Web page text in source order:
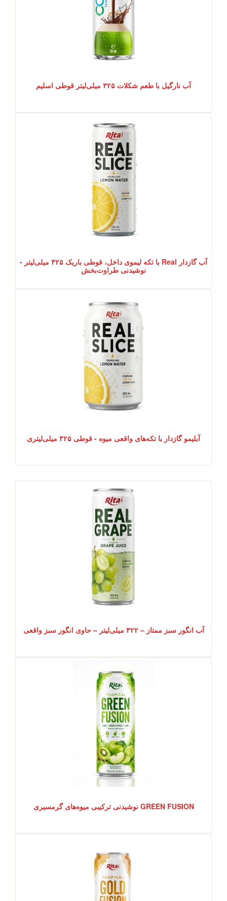
آب نارگیل با طعم شکلات ۳۲۵ میلی‌لیتر قوطی اسلیم
آب گازدار Real با تکه لیموی داخل، قوطی باریک ۳۲۵ میلی‌لیتر -
نوشیدنی طراوت‌بخش
آبلیمو گازدار با تکه‌های واقعی میوه - قوطی ۳۲۵ میلی‌لیتری
آب انگور سبز ممتاز – ۳۲۲ میلی‌لیتر – حاوی انگور سبز واقعی
GREEN FUSION نوشیدنی ترکیبی میوه‌های گرمسیری